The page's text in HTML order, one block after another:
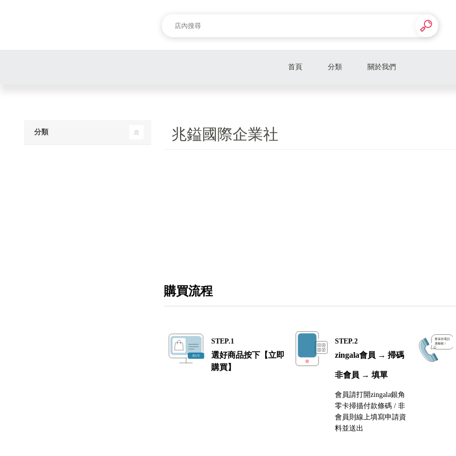
首頁 分類 關於我們
兆鎰國際企業社
購買流程
STEP.1
選好商品按下【立即
購買】
STEP.2
zingala會員 → 掃碼
非會員 → 填單
會員請打開zingala銀角
零卡掃描付款條碼 / 非
會員則線上填寫申請資
料並送出
分類